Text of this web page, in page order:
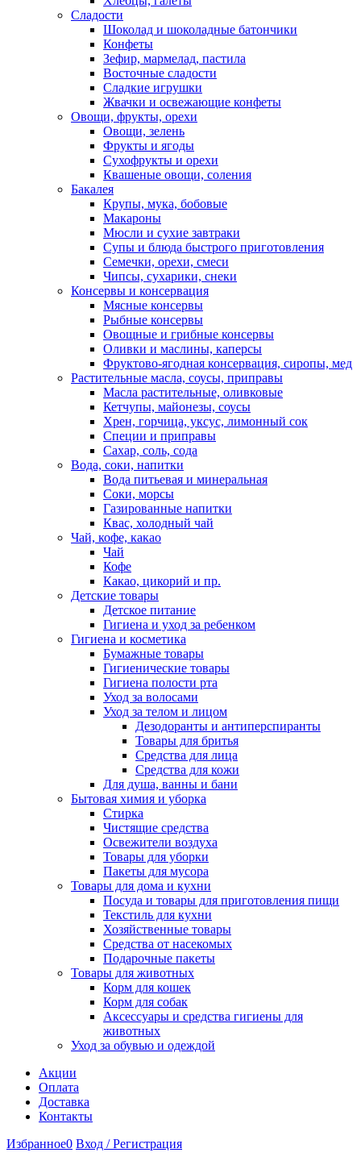
Сладости
Шоколад и шоколадные батончики
Конфеты
Зефир, мармелад, пастила
Восточные сладости
Сладкие игрушки
Жвачки и освежающие конфеты
Овощи, фрукты, орехи
Овощи, зелень
Фрукты и ягоды
Сухофрукты и орехи
Квашеные овощи, соления
Бакалея
Крупы, мука, бобовые
Макароны
Мюсли и сухие завтраки
Супы и блюда быстрого приготовления
Семечки, орехи, смеси
Чипсы, сухарики, снеки
Консервы и консервация
Мясные консервы
Рыбные консервы
Овощные и грибные консервы
Оливки и маслины, каперсы
Фруктово-ягодная консервация, сиропы, мед
Растительные масла, соусы, приправы
Масла растительные, оливковые
Кетчупы, майонезы, соусы
Хрен, горчица, уксус, лимонный сок
Специи и приправы
Сахар, соль, сода
Вода, соки, напитки
Вода питьевая и минеральная
Соки, морсы
Газированные напитки
Квас, холодный чай
Чай, кофе, какао
Чай
Кофе
Какао, цикорий и пр.
Детские товары
Детское питание
Гигиена и уход за ребенком
Гигиена и косметика
Бумажные товары
Гигиенические товары
Гигиена полости рта
Уход за волосами
Уход за телом и лицом
Дезодоранты и антиперспиранты
Товары для бритья
Средства для лица
Средства для кожи
Для душа, ванны и бани
Бытовая химия и уборка
Стирка
Чистящие средства
Освежители воздуха
Товары для уборки
Пакеты для мусора
Товары для дома и кухни
Посуда и товары для приготовления пищи
Текстиль для кухни
Хозяйственные товары
Средства от насекомых
Подарочные пакеты
Товары для животных
Корм для кошек
Корм для собак
Аксессуары и средства гигиены для
животных
Уход за обувью и одеждой
Акции
Оплата
Доставка
Контакты
Избранное0 Вход / Регистрация